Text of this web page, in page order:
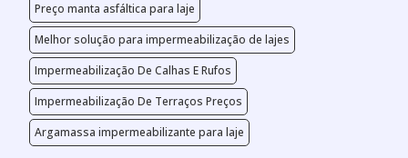
Preço manta asfáltica para laje
Melhor solução para impermeabilização de lajes
Impermeabilização De Calhas E Rufos
Impermeabilização De Terraços Preços
Argamassa impermeabilizante para laje